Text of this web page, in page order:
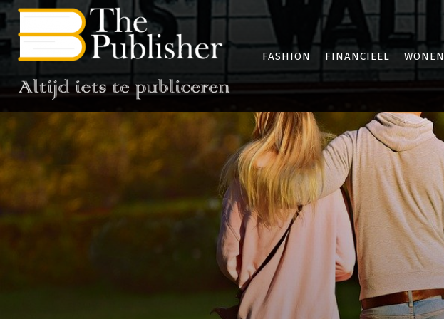
FASHION FINANCIEEL WONEN